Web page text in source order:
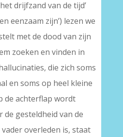
drijfzand van de tijd’
eenzaam zijn’) lezen we
met de dood van zijn
zoeken en vinden in
die zich soms
en soms op heel kleine
de achterflap wordt
de gesteldheid van de
overleden is, staat